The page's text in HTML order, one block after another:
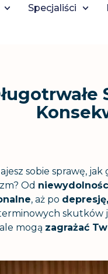
Specjaliści
sobie sprawę, jak
Od
, aż po
skutków
mogą zagrażać